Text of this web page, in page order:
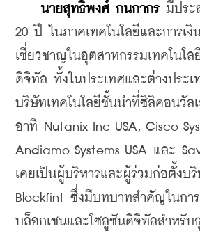
นายสุทธิพงศ์ กนกากร มีประ
20 ปี ในภาคเทคโนโลยีและการเ
เชี่ยวชาญในอุตสาหกรรมเทคโนโ
ดิจิทัล ทั้งในประเทศและต่างประเ
บริษัทเทคโนโลยีชั้นนำที่ซิลิคอนวัล
อาทิ Nutanix Inc USA, Cisco
Andiamo Systems USA และ
เคยเป็นผู้บริหารและผู้ร่วมก่อตั้งบริ
Blockfint ซึ่งมีบทบาทสำคัญในกา
บล็อกเชนและโซลูชันดิจิทัลสำหรับ